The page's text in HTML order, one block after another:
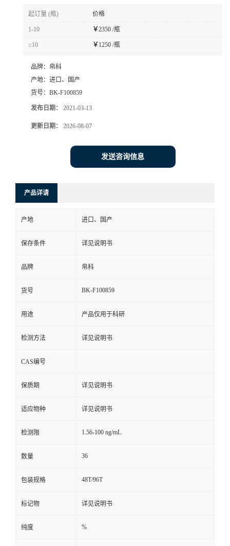
起订量 (瓶) 价格
1-10 ￥2350 /瓶
≥10 ￥ 1250 /瓶
品牌： 帛科
产地： 进口、国产
货号： BK-F100859
发布日期： 2021-03-13
更新日期： 2026-08-07
发送咨询信息
产品详请
产地 进口、国产
保存条件 详见说明书
品牌 帛科
货号 BK-F100859
用途 产品仅用于科研
检测方法 详见说明书
CAS编号
保质期 详见说明书
适应物种 详见说明书
检测限 1.56-100 ng/mL
数量 36
包装规格 48T/96T
标记物 详见说明书
纯度 %